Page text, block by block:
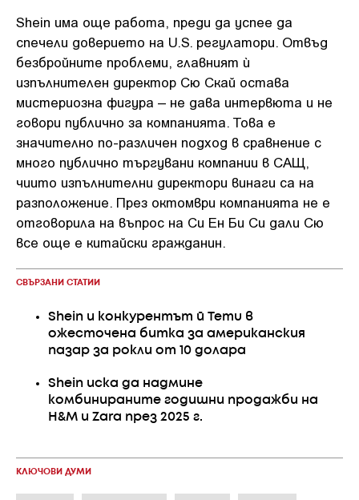
Shein има още работа, преди да успее да
спечели доверието на U.S. регулатори. Отвъд
безбройните проблеми, главният ѝ
изпълнителен директор Сю Скай остава
мистериозна фигура – не дава интервюта и не
говори публично за компанията. Това е
значително по-различен подход в сравнение с
много публично търгувани компании в САЩ,
чиито изпълнителни директори винаги са на
разположение. През октомври компанията не е
отговорила на въпрос на Си Ен Би Си дали Сю
все още е китайски гражданин.
СВЪРЗАНИ СТАТИИ
Shein и конкурентът й Temu в
ожесточена битка за американския
пазар за рокли от 10 долара
Shein иска да надмине
комбинираните годишни продажби на
H&M и Zara през 2025 г.
КЛЮЧОВИ ДУМИ